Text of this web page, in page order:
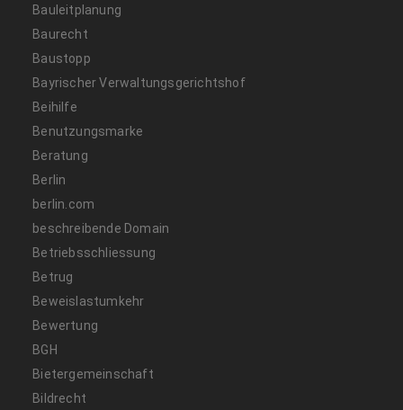
Bauleitplanung
Baurecht
Baustopp
Bayrischer Verwaltungsgerichtshof
Beihilfe
Benutzungsmarke
Beratung
Berlin
berlin.com
beschreibende Domain
Betriebsschliessung
Betrug
Beweislastumkehr
Bewertung
BGH
Bietergemeinschaft
Bildrecht